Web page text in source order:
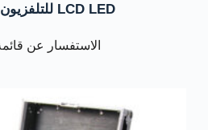
LCD LED للتلفزيون مع عجلات
الاستفسار عن